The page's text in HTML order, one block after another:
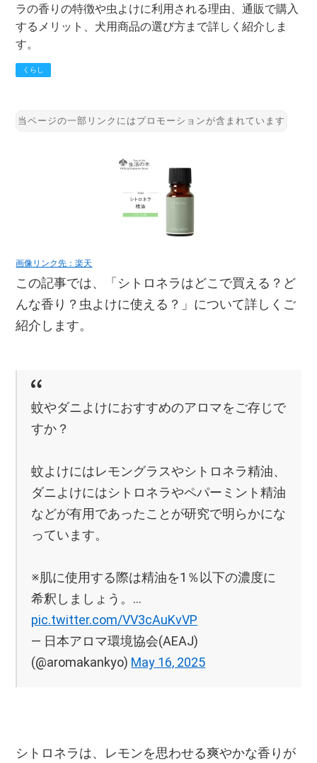
ラの香りの特徴や虫よけに利用される理由、通販で購入
するメリット、犬用商品の選び方まで詳しく紹介しま
す。
くらし
画像リンク先：楽天
この記事では、「シトロネラはどこで買える？ど
んな香り？虫よけに使える？」について詳しくご
紹介します。
蚊やダニよけにおすすめのアロマをご存じで
すか？
蚊よけにはレモングラスやシトロネラ精油、
ダニよけにはシトロネラやペパーミント精油
などが有用であったことが研究で明らかにな
っています。
※肌に使用する際は精油を1％以下の濃度に
希釈しましょう。…
pic.twitter.com/VV3cAuKvVP
— 日本アロマ環境協会(AEAJ)
(@aromakankyo) May 16, 2025
シトロネラは、レモンを思わせる爽やかな香りが